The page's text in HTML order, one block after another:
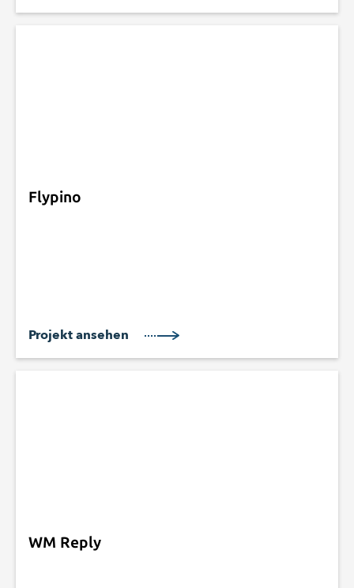
Flypino
Projekt ansehen
WM Reply